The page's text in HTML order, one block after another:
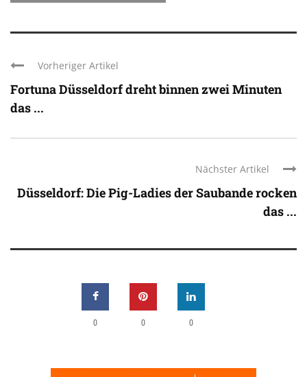
Vorheriger Artikel
Fortuna Düsseldorf dreht binnen zwei Minuten
das ...
Nächster Artikel
Düsseldorf: Die Pig-Ladies der Saubande rocken
das ...
0 0 0